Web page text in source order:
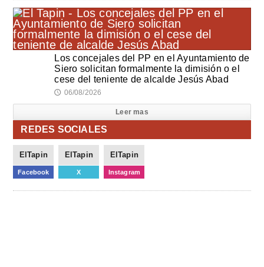
Los concejales del PP en el Ayuntamiento de
Siero solicitan formalmente la dimisión o el
cese del teniente de alcalde Jesús Abad
🕔 06/08/2026
Leer mas
REDES SOCIALES
ElTapin
Facebook
ElTapin
X
ElTapin
Instagram